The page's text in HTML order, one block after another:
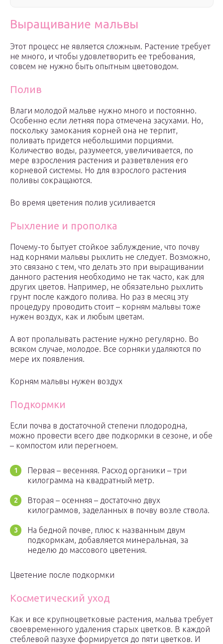
Выращивание мальвы
Этот процесс не является сложным. Растение требует
не много, и чтобы удовлетворить ее требования,
совсем не нужно быть опытным цветоводом.
Полив
Влаги молодой мальве нужно много и постоянно.
Особенно если летняя пора отмечена засухами. Но,
поскольку замокания корней она не терпит,
поливать придется небольшими порциями.
Количество воды, разумеется, увеличивается, по
мере взросления растения и разветвления его
корневой системы. Но для взрослого растения
поливы сокращаются.
Во время цветения полив усиливается
Рыхление и прополка
Почему-то бытует стойкое заблуждение, что почву
над корнями мальвы рыхлить не следует. Возможно,
это связано с тем, что делать это при выращивании
данного растения необходимо не так часто, как для
других цветов. Например, не обязательно рыхлить
грунт после каждого полива. Но раз в месяц эту
процедуру проводить стоит – корням мальвы тоже
нужен воздух, как и любым цветам.
А вот пропалывать растение нужно регулярно. Во
всяком случае, молодое. Все сорняки удаляются по
мере их появления.
Корням мальвы нужен воздух
Подкормки
Если почва в достаточной степени плодородна,
можно провести всего две подкормки в сезоне, и обе
– компостом или перегноем.
Первая – весенняя. Расход органики – три
килограмма на квадратный метр.
Вторая – осенняя – достаточно двух
килограммов, заделанных в почву возле ствола.
На бедной почве, плюс к названным двум
подкормкам, добавляется минеральная, за
неделю до массового цветения.
Цветение после подкормки
Косметический уход
Как и все крупноцветковые растения, мальва требует
своевременного удаления старых цветков. В каждой
стеблевой пазухе формируется до пяти цветков. И